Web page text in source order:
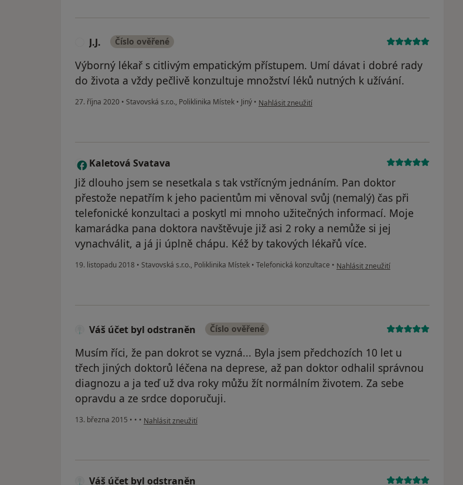
J.J. Číslo ověřené
Výborný lékař s citlivým empatickým přístupem. Umí dávat i dobré rady
do života a vždy pečlivě konzultuje množství léků nutných k užívání.
27. října 2020 • Stavovská s.r.o., Poliklinika Místek • Jiný • podle názoru uživatele J.J.
Nahlásit zneužití
K Kaletová Svatava
Již dlouho jsem se nesetkala s tak vstřícným jednáním. Pan doktor
přestože nepatřím k jeho pacientům mi věnoval svůj (nemalý) čas při
telefonické konzultaci a poskytl mi mnoho užitečných informací. Moje
kamarádka pana doktora navštěvuje již asi 2 roky a nemůže si jej
vynachválit, a já ji úplně chápu. Kéž by takových lékařů více.
19. listopadu 2018 • Stavovská s.r.o., Poliklinika Místek • Telefonická konzultace • podle názoru uživatele Kaletová Svatava
Nahlásit zneužití
Váš účet byl odstraněn Číslo ověřené
Musím říci, že pan dokrot se vyzná... Byla jsem předchozích 10 let u
třech jiných doktorů léčena na deprese, až pan doktor odhalil správnou
diagnozu a ja teď už dva roky můžu žít normálním životem. Za sebe
opravdu a ze srdce doporučuji.
13. března 2015 • • • podle názoru uživatele Váš účet byl odstraněn
Nahlásit zneužití
Váš účet byl odstraněn